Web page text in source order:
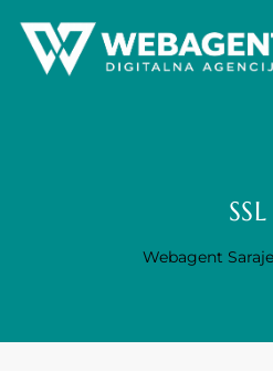
SSL
Webagent